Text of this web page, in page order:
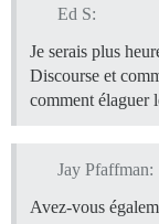
Ed S:
Je serais plus
Discourse et
comment élaguer
Jay Pfaffman:
Avez-vous